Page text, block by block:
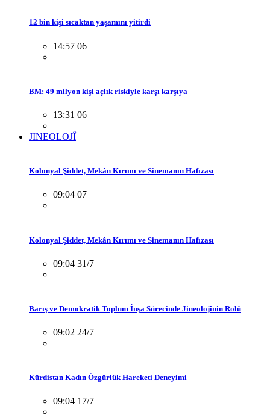
12 bin kişi sıcaktan yaşamını yitirdi
14:57 06
BM: 49 milyon kişi açlık riskiyle karşı karşıya
13:31 06
JINEOLOJÎ
Kolonyal Şiddet, Mekân Kırımı ve Sinemanın Hafızası
09:04 07
Kolonyal Şiddet, Mekân Kırımı ve Sinemanın Hafızası
09:04 31/7
Barış ve Demokratik Toplum İnşa Sürecinde Jineolojînin Rolü
09:02 24/7
Kürdistan Kadın Özgürlük Hareketi Deneyimi
09:04 17/7